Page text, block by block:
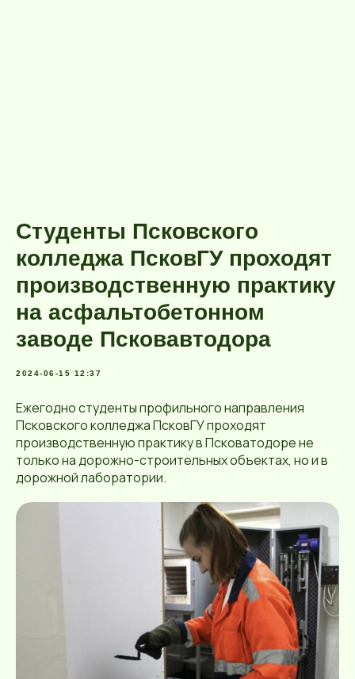
Студенты Псковского
колледжа ПсковГУ проходят
производственную практику
на асфальтобетонном
заводе Псковавтодора
2024-06-15 12:37
Ежегодно студенты профильного направления
Псковского колледжа ПсковГУ проходят
производственную практику в Псковатодоре не
только на дорожно-строительных объектах, но и в
дорожной лаборатории.